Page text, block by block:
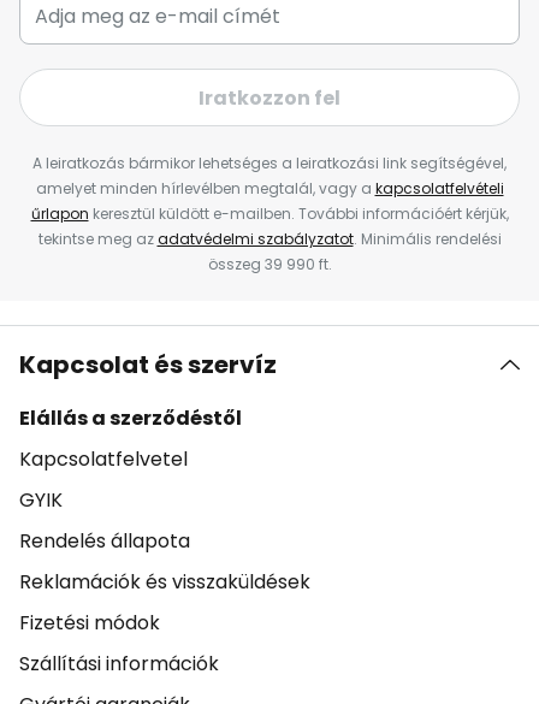
Iratkozzon fel
A leiratkozás bármikor lehetséges a leiratkozási link segítségével,
amelyet minden hírlevélben megtalál, vagy a kapcsolatfelvételi
űrlapon keresztül küldött e-mailben. További információért kérjük,
tekintse meg azadatvédelmi szabályzatot. Minimális rendelési
összeg 39 990 ft.
Kapcsolat és szervíz
Elállás a szerződéstől
Kapcsolatfelvetel
GYIK
Rendelés állapota
Reklamációk és visszaküldések
Fizetési módok
Szállítási információk